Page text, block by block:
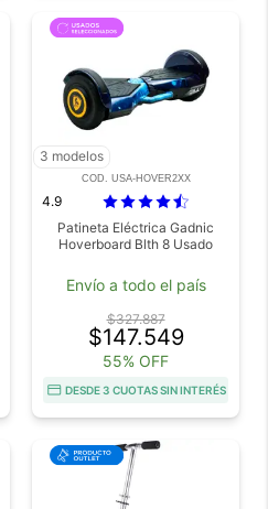
3 modelos
COD. USA-HOVER2XX
4.9
Patineta Eléctrica Gadnic
Hoverboard Blth 8 Usado
Envío a todo el país
$327.887
$147.549
55% OFF
DESDE 3 CUOTAS SIN INTERÉS